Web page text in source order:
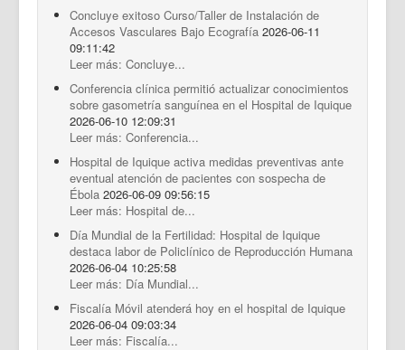
Concluye exitoso Curso/Taller de Instalación de
Accesos Vasculares Bajo Ecografía 2026-06-11
09:11:42
Leer más: Concluye...
Conferencia clínica permitió actualizar conocimientos
sobre gasometría sanguínea en el Hospital de Iquique
2026-06-10 12:09:31
Leer más: Conferencia...
Hospital de Iquique activa medidas preventivas ante
eventual atención de pacientes con sospecha de
Ébola 2026-06-09 09:56:15
Leer más: Hospital de...
Día Mundial de la Fertilidad: Hospital de Iquique
destaca labor de Policlínico de Reproducción Humana
2026-06-04 10:25:58
Leer más: Día Mundial...
Fiscalía Móvil atenderá hoy en el hospital de Iquique
2026-06-04 09:03:34
Leer más: Fiscalía...